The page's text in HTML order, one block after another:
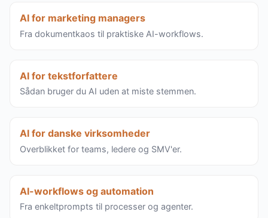
AI for marketing managers
Fra dokumentkaos til praktiske AI-workflows.
AI for tekstforfattere
Sådan bruger du AI uden at miste stemmen.
AI for danske virksomheder
Overblikket for teams, ledere og SMV'er.
AI-workflows og automation
Fra enkeltprompts til processer og agenter.